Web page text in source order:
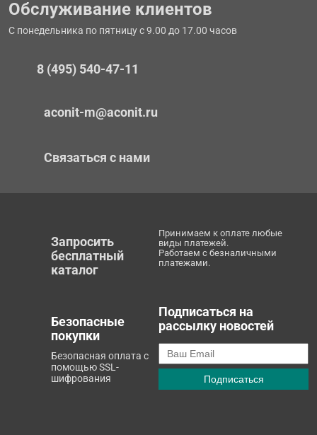
Обслуживание клиентов
С понедельника по пятницу с 9.00 до 17.00 часов
8 (495) 540-47-11
aconit-m@aconit.ru
Связаться с нами
Запросить
бесплатный
каталог
Принимаем к оплате любые
виды платежей.
Работаем с безналичными
платежами.
Безопасные
покупки
Безопасная оплата с
помощью SSL-
шифрования
Подписаться на
рассылку новостей